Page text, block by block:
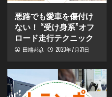
悪路でも愛車を傷付け
ない！ “受け身系”オフ
ロード走行テクニック
田端邦彦 2023年7月31日